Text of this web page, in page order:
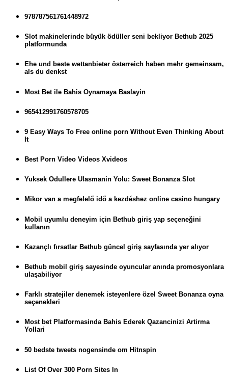
978787561761448972
Slot makinelerinde büyük ödüller seni bekliyor Bethub 2025
platformunda
Ehe und beste wettanbieter österreich haben mehr gemeinsam,
als du denkst
Most Bet ile Bahis Oynamaya Baslayin
965412991760578705
9 Easy Ways To Free online porn Without Even Thinking About
It
Best Porn Video Videos Xvideos
Yuksek Odullere Ulasmanin Yolu: Sweet Bonanza Slot
Mikor van a megfelelő idő a kezdéshez online casino hungary
Mobil uyumlu deneyim için Bethub giriş yap seçeneğini
kullanın
Kazançlı fırsatlar Bethub güncel giriş sayfasında yer alıyor
Bethub mobil giriş sayesinde oyuncular anında promosyonlara
ulaşabiliyor
Farklı stratejiler denemek isteyenlere özel Sweet Bonanza oyna
seçenekleri
Most bet Platformasinda Bahis Ederek Qazancinizi Artirma
Yollari
50 bedste tweets nogensinde om Hitnspin
List Of Over 300 Porn Sites In